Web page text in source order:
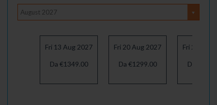
August 2027
Fri 13 Aug 2027
Da €1349.00
Fri 20 Aug 2027
Da €1299.00
Fri 27 Aug
Da